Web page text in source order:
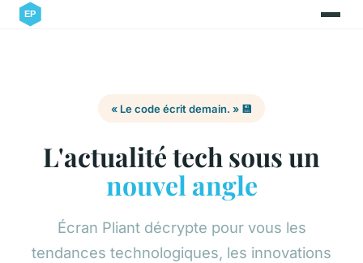
« Le code écrit demain. » 💾
L'actualité tech sous un
nouvel angle
Écran Pliant décrypte pour vous les
tendances technologiques, les innovations